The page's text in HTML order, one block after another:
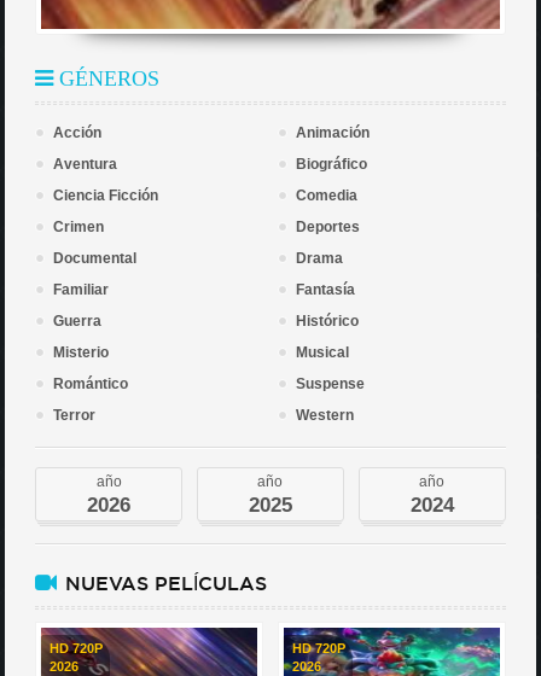
GÉNEROS
Acción
Animación
Aventura
Biográfico
Ciencia Ficción
Comedia
Crimen
Deportes
Documental
Drama
Familiar
Fantasía
Guerra
Histórico
Misterio
Musical
Romántico
Suspense
Terror
Western
año
2026
año
2025
año
2024
NUEVAS PELÍCULAS
HD 720P
2026
HD 720P
2026